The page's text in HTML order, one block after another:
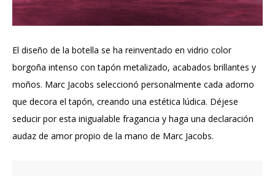
El diseño de la botella se ha reinventado en vidrio color
borgoña intenso con tapón metalizado, acabados brillantes y
moños. Marc Jacobs seleccionó personalmente cada adorno
que decora el tapón, creando una estética lúdica. Déjese
seducir por esta inigualable fragancia y haga una declaración
audaz de amor propio de la mano de Marc Jacobs.